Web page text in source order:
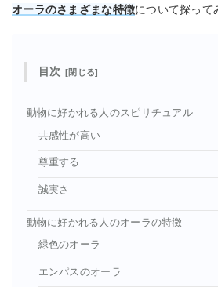
オーラのさまざまな特徴について探って
目次
動物に好かれる人のスピリチュアル
共感性が高い
尊重する
誠実さ
動物に好かれる人のオーラの特徴
緑色のオーラ
エンパスのオーラ